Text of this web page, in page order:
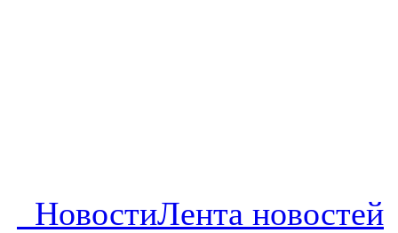
НовостиЛента новостей